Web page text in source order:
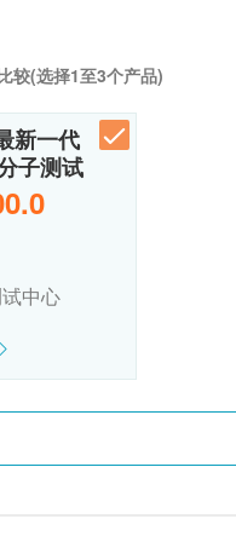
较(选择1至3个产品)
新一代
子测试
中心